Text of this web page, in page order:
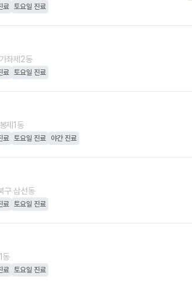
료 토요일 진료
좌제2동
료 토요일 진료
제1동
료 토요일 진료 야간 진료
구 삼선동
료 토요일 진료
동
료 토요일 진료